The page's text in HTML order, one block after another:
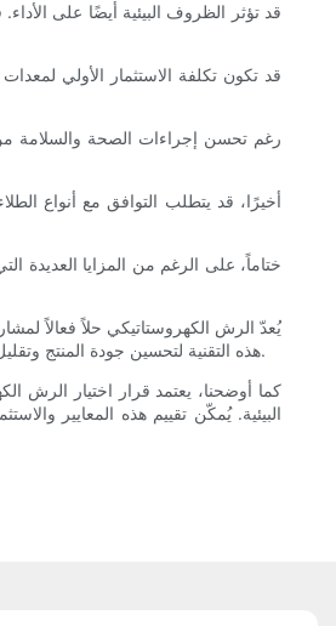
قد تؤثر الظروف البيئية أيضًا على
قد تكون تكلفة الاستثمار الأولي
رغم تحسن إجراءات الصحة والسلامة من
أخيرًا، قد يتطلب التوافق مع أنواع
ختاماً، على الرغم من المزايا العديدة
يُعدّ الرش الكهروستاتيكي حلاً فعالاً
هذه التقنية لتحسين جودة المنتج وتقليل هدر المواد. ورغم وجود بعض التحديات التشغيلية، إلا أن التطبيقات والتدريب المُخطط لهما بعناية يُمكنهما التغلب عليها، مما يُتيح الاستفادة الكاملة من إمكانيات الرش الكهروستاتيكي.
كما أوضحنا، يعتمد قرار اختيار الرش
البيئية. يُمكّن تقييم هذه المعايير